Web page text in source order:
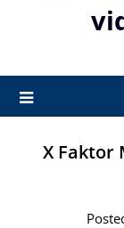
X Faktor